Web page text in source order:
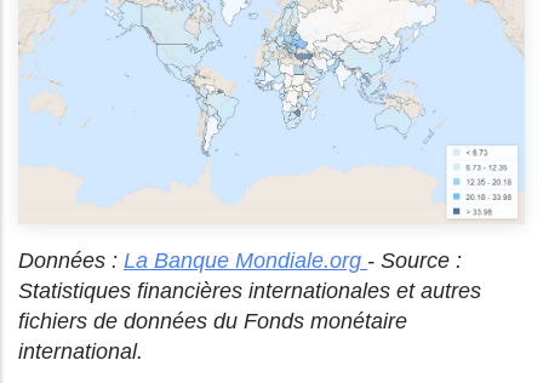
Données : La Banque Mondiale.org - Source :
Statistiques financières internationales et autres
fichiers de données du Fonds monétaire
international.